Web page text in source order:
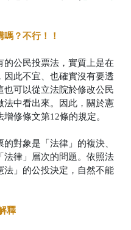
嗎？不行！！
公民投票法，實質上是在
因此不宜、也確實沒有要透
可以從立法院於修改公民
法中看出來。因此，關於憲
修條文第12條的規定。
對象是「法律」的複決、
法律」層次的問題。依照法
法」的公投決定，自然不能
釋